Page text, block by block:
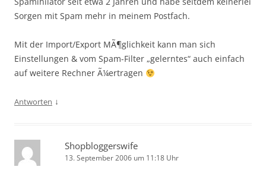
Sorgen mit Spam mehr in meinem Postfach.
Mit der Import/Export MÃ¶glichkeit kann man sich
Einstellungen & vom Spam-Filter „gelerntes“ auch einfach
auf weitere Rechner Ã¼ertragen
Antworten ↓
Shopbloggerswife
13. September 2006 um 11:18 Uhr